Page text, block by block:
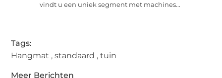
Meer Berichten
vindt u een uniek segment met machines...
Tags:
Hangmat ,standaard ,tuin